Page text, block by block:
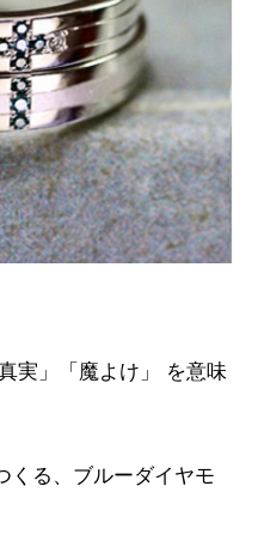
実」「魔よけ」 を意味
る、 ブルーダイヤモ